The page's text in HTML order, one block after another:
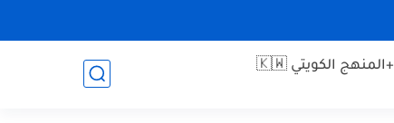
+المنهج الكويتي 🇰🇼